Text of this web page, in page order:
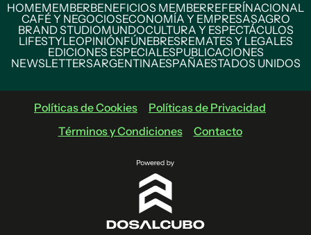
HOMEMEMBERBENEFICIOS MEMBERREFERÍNACIONAL
CAFÉ Y NEGOCIOSECONOMÍA Y EMPRESASAGRO
BRAND STUDIOMUNDOCULTURA Y ESPECTÁCULOS
LIFESTYLEOPINIÓNFÚNEBRESREMATES Y LEGALES
EDICIONES ESPECIALESPUBLICACIONES
NEWSLETTERSARGENTINAESPAÑAESTADOS UNIDOS
Políticas de Cookies
Políticas de Privacidad
Términos y Condiciones
Contacto